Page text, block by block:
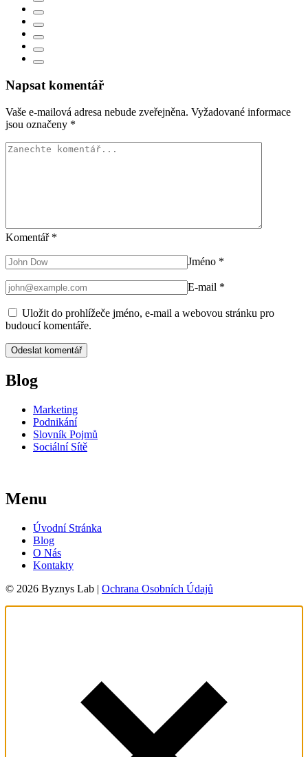
Napsat komentář
Vaše e-mailová adresa nebude zveřejněna. Vyžadované informace
jsou označeny *
Komentář *
Jméno *
E-mail *
Uložit do prohlížeče jméno, e-mail a webovou stránku pro
budoucí komentáře.
Blog
Marketing
Podnikání
Slovník Pojmů
Sociální Sítě
Menu
Úvodní Stránka
Blog
O Nás
Kontakty
© 2026 Byznys Lab | Ochrana Osobních Údajů